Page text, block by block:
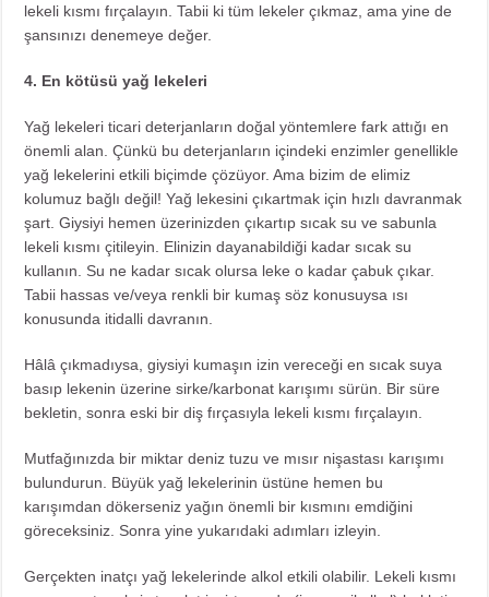
lekeli kısmı fırçalayın. Tabii ki tüm lekeler çıkmaz, ama yine de
şansınızı denemeye değer.
4. En kötüsü yağ lekeleri
Yağ lekeleri ticari deterjanların doğal yöntemlere fark attığı en
önemli alan. Çünkü bu deterjanların içindeki enzimler genellikle
yağ lekelerini etkili biçimde çözüyor. Ama bizim de elimiz
kolumuz bağlı değil! Yağ lekesini çıkartmak için hızlı davranmak
şart. Giysiyi hemen üzerinizden çıkartıp sıcak su ve sabunla
lekeli kısmı çitileyin. Elinizin dayanabildiği kadar sıcak su
kullanın. Su ne kadar sıcak olursa leke o kadar çabuk çıkar.
Tabii hassas ve/veya renkli bir kumaş söz konusuysa ısı
konusunda itidalli davranın.
Hâlâ çıkmadıysa, giysiyi kumaşın izin vereceği en sıcak suya
basıp lekenin üzerine sirke/karbonat karışımı sürün. Bir süre
bekletin, sonra eski bir diş fırçasıyla lekeli kısmı fırçalayın.
Mutfağınızda bir miktar deniz tuzu ve mısır nişastası karışımı
bulundurun. Büyük yağ lekelerinin üstüne hemen bu
karışımdan dökerseniz yağın önemli bir kısmını emdiğini
göreceksiniz. Sonra yine yukarıdaki adımları izleyin.
Gerçekten inatçı yağ lekelerinde alkol etkili olabilir. Lekeli kısmı